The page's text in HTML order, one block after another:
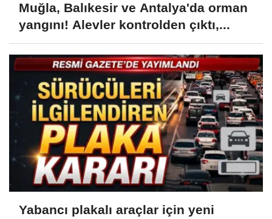
Muğla, Balıkesir ve Antalya'da orman
yangını! Alevler kontrolden çıktı,...
Yabancı plakalı araçlar için yeni